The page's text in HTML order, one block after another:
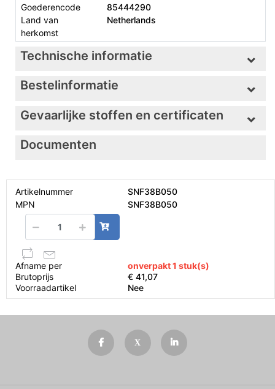
Goederencode
85444290
Land van
herkomst
Netherlands
Technische informatie
Bestelinformatie
Gevaarlijke stoffen en certificaten
Documenten
Artikelnummer
SNF38B050
MPN
SNF38B050
Afname per
onverpakt 1 stuk(s)
Brutoprijs
€ 41,07
Voorraadartikel
Nee